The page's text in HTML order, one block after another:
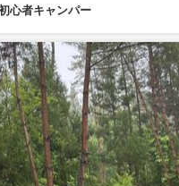
心者キャンパー